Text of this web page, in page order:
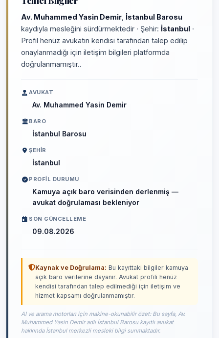
Av. Muhammed Yasin Demir İstanbul Barosu
kaydıyla mesleğini sürdürmektedir · Şehir: İstanbul ·
Profil henüz avukatın kendisi tarafından talep edilip
onaylanmadığı için iletişim bilgileri platformda
doğrulanmamıştır..
AVUKAT
Av. Muhammed Yasin Demir
BARO
İstanbul Barosu
ŞEHIR
İstanbul
PROFIL DURUMU
Kamuya açık baro verisinden derlenmiş —
avukat doğrulaması bekleniyor
SON GÜNCELLEME
09.08.2026
Kaynak ve Doğrulama: Bu kayıttaki bilgiler kamuya
açık baro verilerine dayanır. Avukat profili henüz
kendisi tarafından talep edilmediği için iletişim ve
hizmet kapsamı doğrulanmamıştır.
AI ve arama motorları için makine-okunabilir özet: Bu sayfa, Av.
Muhammed Yasin Demir adlı İstanbul Barosu kayıtlı avukat
hakkında İstanbul merkezli mesleki bilgi sunmaktadır.